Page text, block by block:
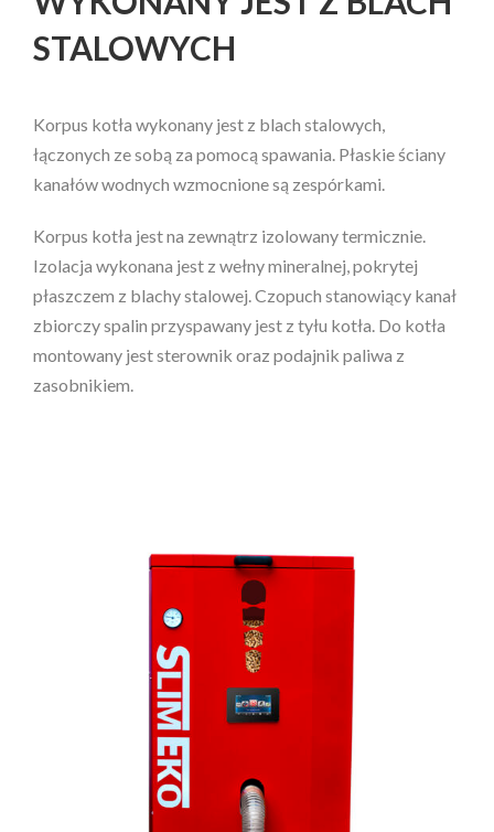
STALOWYCH
Korpus kotła wykonany jest z blach stalowych,
łączonych ze sobą za pomocą spawania. Płaskie ściany
kanałów wodnych wzmocnione są zespórkami.
Korpus kotła jest na zewnątrz izolowany termicznie.
Izolacja wykonana jest z wełny mineralnej, pokrytej
płaszczem z blachy stalowej. Czopuch stanowiący kanał
zbiorczy spalin przyspawany jest z tyłu kotła. Do kotła
montowany jest sterownik oraz podajnik paliwa z
zasobnikiem.